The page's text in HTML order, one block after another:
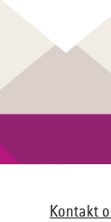
Kontakt